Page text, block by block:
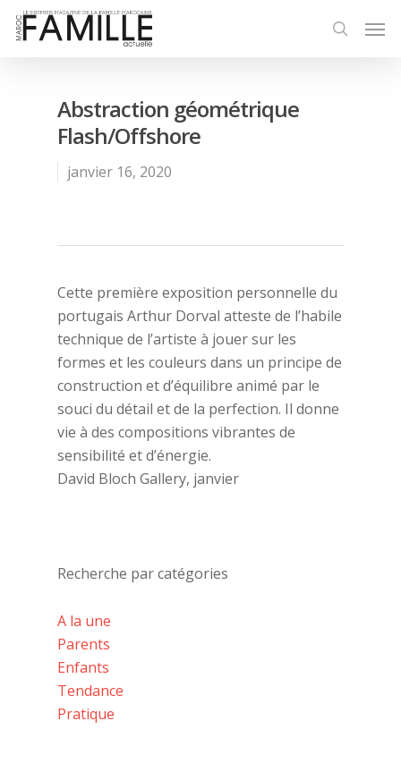
Abstraction géométrique
Flash/Offshore
janvier 16, 2020
Cette première exposition personnelle du
portugais Arthur Dorval atteste de l’habile
technique de l’artiste à jouer sur les
formes et les couleurs dans un principe de
construction et d’équilibre animé par le
souci du détail et de la perfection. Il donne
vie à des compositions vibrantes de
sensibilité et d’énergie.
David Bloch Gallery, janvier
Recherche par catégories
A la une
Parents
Enfants
Tendance
Pratique